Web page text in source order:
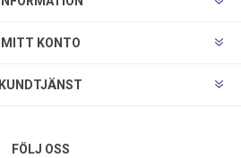
MITT KONTO
KUNDTJÄNST
FÖLJ OSS